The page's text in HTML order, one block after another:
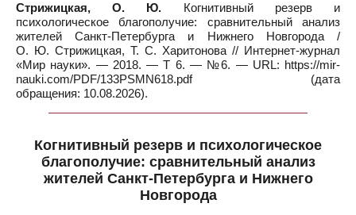
Стрижицкая, О. Ю. Когнитивный резерв и
психологическое благополучие: сравнительный анализ
жителей Санкт-Петербурга и Нижнего Новгорода /
О. Ю. Стрижицкая, Т. С. Харитонова // Интернет-журнал
«Мир науки». — 2018. — Т 6. — №6. — URL: https://mir-
nauki.com/PDF/133PSMN618.pdf (дата
обращения: 10.08.2026).
Когнитивный резерв и психологическое
благополучие: сравнительный анализ
жителей Санкт-Петербурга и Нижнего
Новгорода